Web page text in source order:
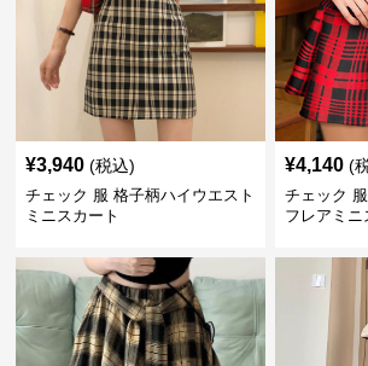
¥3,940 (税込)
チェック 服 格子柄ハイウエスト
ミニスカート
¥4,140 (
チェック
フレアミニ